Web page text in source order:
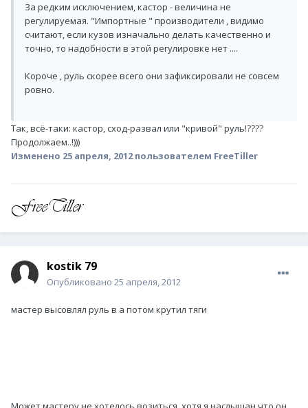
За редким исключением, кастор - величина не
регулируемая. "Импортные " производители , видимо
считают, если кузов изначально делать качественно и
точно, то надобности в этой регулировке нет ....
Короче , руль скорее всего они зафиксировали не совсем
ровно.
Так, всё-таки: кастор, сход-развал или "кривой" руль!????
Продолжаем..!)))
Изменено 25 апреля, 2012пользователем FreeTiller
kostik 79
Опубликовано 25 апреля, 2012
мастер высовлял руль в а потом крутил тяги